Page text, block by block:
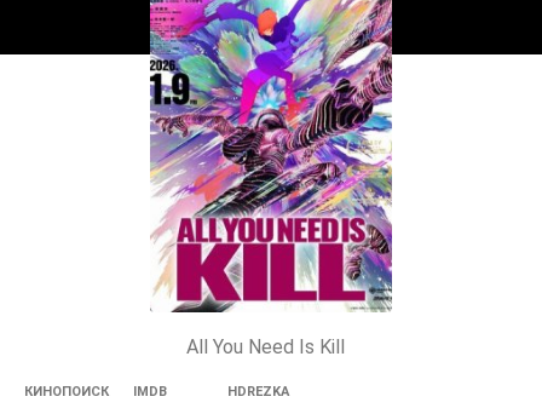
All You Need Is Kill
КИНОПОИСК IMDB HDREZKA